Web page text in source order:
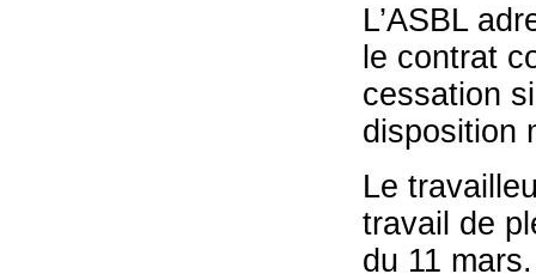
L’ASBL
le contrat
cessation
disposition
Le
travail de
du 11 mars.